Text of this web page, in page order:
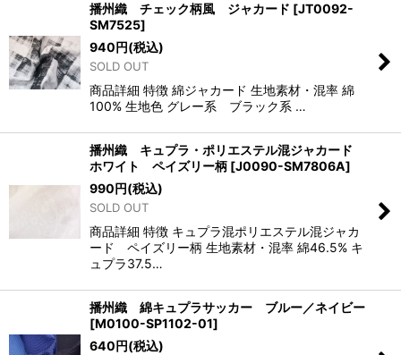
播州織 チェック柄風 ジャカード [JT0092-
SM7525]
940円(税込)
SOLD OUT
商品詳細 特徴 綿ジャカード 生地素材・混率 綿
100% 生地色 グレー系 ブラック系 …
播州織 キュプラ・ポリエステル混ジャカード
ホワイト ペイズリー柄 [J0090-SM7806A]
990円(税込)
SOLD OUT
商品詳細 特徴 キュプラ混ポリエステル混ジャカ
ード ペイズリー柄 生地素材・混率 綿46.5% キ
ュプラ37.5…
播州織 綿キュプラサッカー ブルー／ネイビー
[M0100-SP1102-01]
640円(税込)